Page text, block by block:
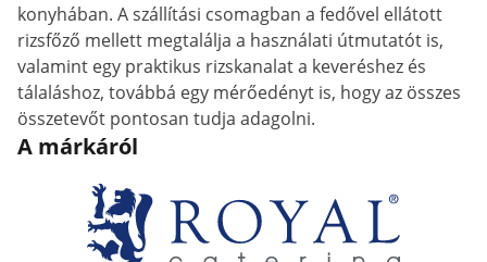
konyhában. A szállítási csomagban a fedővel ellátott
rizsfőző mellett megtalálja a használati útmutatót is,
valamint egy praktikus rizskanalat a keveréshez és
tálaláshoz, továbbá egy mérőedényt is, hogy az összes
összetevőt pontosan tudja adagolni.
A márkáról